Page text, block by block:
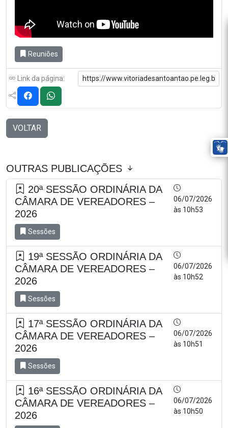
Reuniões
Link da página:
VOLTAR
OUTRAS PUBLICAÇÕES
20ª SESSÃO ORDINÁRIA DA
CÂMARA DE VEREADORES –
2026
06/07/2026
às 10h53
Sessões
19ª SESSÃO ORDINÁRIA DA
CÂMARA DE VEREADORES –
2026
06/07/2026
às 10h52
Sessões
17ª SESSÃO ORDINÁRIA DA
CÂMARA DE VEREADORES –
2026
06/07/2026
às 10h51
Sessões
16ª SESSÃO ORDINÁRIA DA
CÂMARA DE VEREADORES –
2026
06/07/2026
às 10h50